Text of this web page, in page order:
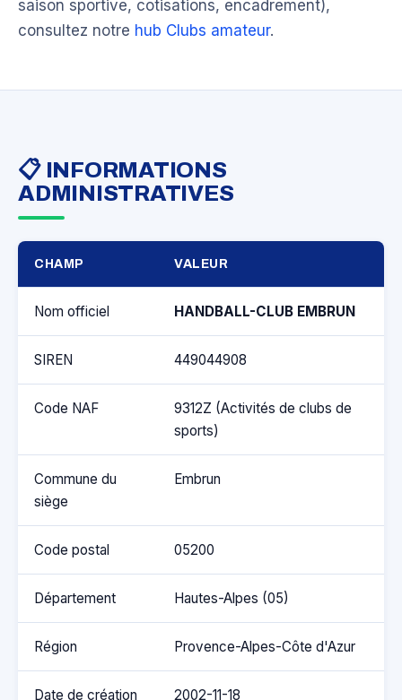
saison sportive, cotisations, encadrement),
consultez notre hub Clubs amateur.
📋 INFORMATIONS
ADMINISTRATIVES
CHAMP VALEUR
Nom officiel HANDBALL-CLUB EMBRUN
SIREN 449044908
Code NAF
9312Z (Activités de clubs de
sports)
Commune du
siège
Embrun
Code postal 05200
Département Hautes-Alpes (05)
Région Provence-Alpes-Côte d'Azur
Date de création 2002-11-18